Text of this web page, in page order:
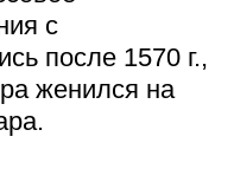
с
после 1570 г.,
женился на